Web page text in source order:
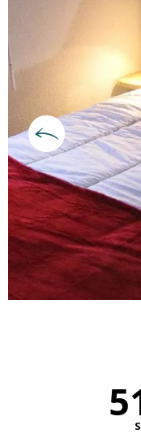
Ouverture